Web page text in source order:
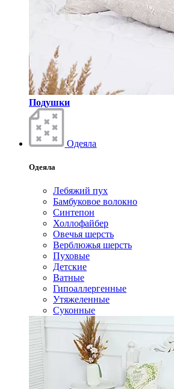
Подушки
Одеяла
Одеяла
Лебяжий пух
Бамбуковое волокно
Синтепон
Холлофайбер
Овечья шерсть
Верблюжья шерсть
Пуховые
Детские
Ватные
Гипоаллергенные
Утяжеленные
Суконные